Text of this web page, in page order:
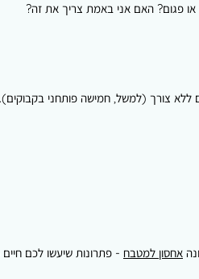
פגום? האם אני באמת צריך את זה?
אחסון למטבח - פתרונות שיעשו לכם חיים